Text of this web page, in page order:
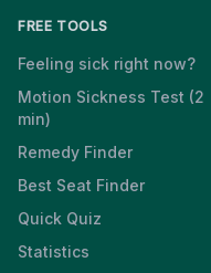
FREE TOOLS
Feeling sick right now?
Motion Sickness Test (2
min)
Remedy Finder
Best Seat Finder
Quick Quiz
Statistics